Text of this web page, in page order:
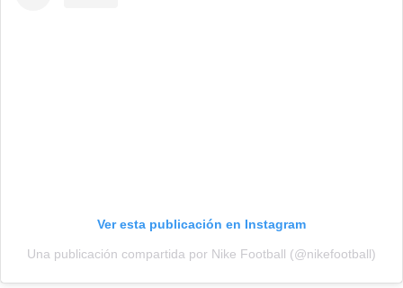
Ver esta publicación en Instagram
Una publicación compartida por Nike Football (@nikefootball)